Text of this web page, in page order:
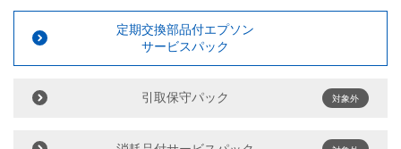
定期交換部品付エプソン
サービスパック
引取保守パック 対象外